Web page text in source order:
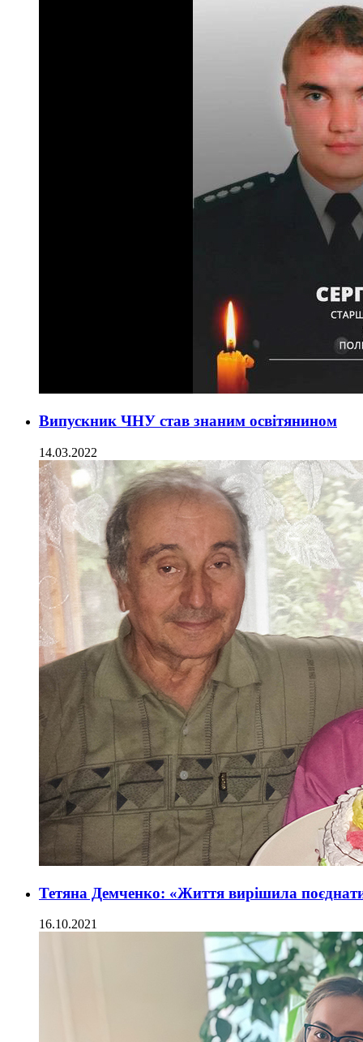
Випускник ЧНУ став знаним освітянином
14.03.2022
Тетяна Демченко: «Життя вирішила
16.10.2021